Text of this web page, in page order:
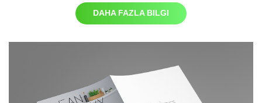
DAHA FAZLA BILGI